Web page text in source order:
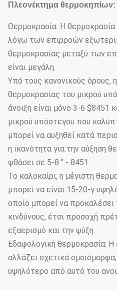
Πλεονέκτημα θερμοκηπίων:
Θερμοκρασία: Η
λόγω των επιρροών
θερμοκρασίας μεταξύ των
είναι μεγάλη.
Υπό τους κανονικούς όρους,
θερμοκρασίας του μικρού
άνοιξη είναι μόνο 3-6 $8451
μικρού υπόστεγου που
μπορεί να αυξηθεί κατά
η ικανότητα για την αύξηση
φθάσει σε 5-8 " - 8451
Το καλοκαίρι, η μέγιστη
μπορεί να είναι 15-20-γ
οποίο μπορεί να
κινδύνους, έτσι προσοχή
εξαερισμό και την ψύξη.
Εδαφολογική θερμοκρασία:
αλλάζει σχετικά
υψηλότερο από αυτό του